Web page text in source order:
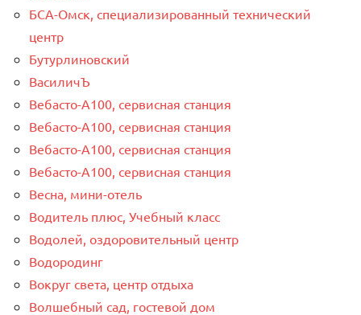
БСА-Омск, специализированный технический
центр
Бутурлиновский
ВасиличЪ
Вебасто-А100, сервисная станция
Вебасто-А100, сервисная станция
Вебасто-А100, сервисная станция
Вебасто-А100, сервисная станция
Весна, мини-отель
Водитель плюс, Учебный класс
Водолей, оздоровительный центр
Водородинг
Вокруг света, центр отдыха
Волшебный сад, гостевой дом